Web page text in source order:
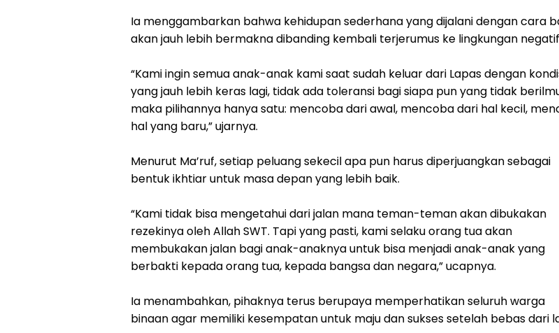
‎‎Ia menggambarkan bahwa kehidupan sederhana yang dijalani dengan cara
akan jauh lebih bermakna dibanding kembali terjerumus ke lingkungan
‎‎“Kami ingin semua anak-anak kami saat sudah keluar dari Lapas dengan
yang jauh lebih keras lagi, tidak ada toleransi bagi siapa pun yang tidak
maka pilihannya hanya satu: mencoba dari awal, mencoba dari hal kecil,
hal yang baru,” ujarnya.
‎‎Menurut Ma’ruf, setiap peluang sekecil apa pun harus diperjuangkan sebagai
bentuk ikhtiar untuk masa depan yang lebih baik.
‎‎“Kami tidak bisa mengetahui dari jalan mana teman-teman akan dibukakan
rezekinya oleh Allah SWT. Tapi yang pasti, kami selaku orang tua akan
membukakan jalan bagi anak-anaknya untuk bisa menjadi anak-anak yang
berbakti kepada orang tua, kepada bangsa dan negara,” ucapnya.
‎‎Ia menambahkan, pihaknya terus berupaya memperhatikan seluruh warga
binaan agar memiliki kesempatan untuk maju dan sukses setelah bebas dari